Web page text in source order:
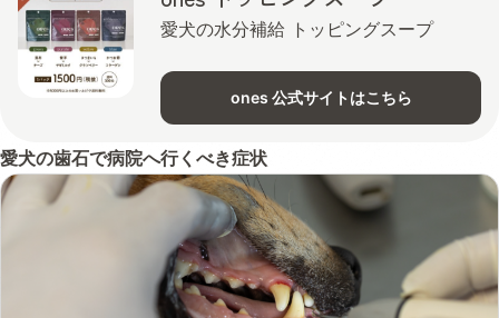
愛犬の水分補給 トッピングスープ
ones 公式サイトはこちら
愛犬の歯石で病院へ行くべき症状